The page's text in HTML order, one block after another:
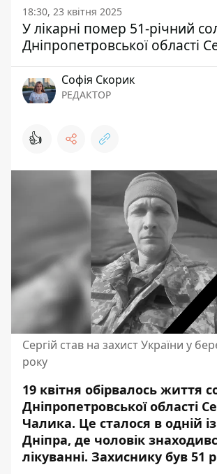
18:30, 23 квітня 2025
У лікарні помер 51-річний
Дніпропетровської області
Софія Скорик
РЕДАКТОР
👍
Сергій став на захист України у
року
19 квітня обірвалось життя
Дніпропетровської області
Чалика. Це сталося в одній
Дніпра, де чоловік
лікуванні. Захиснику був 51